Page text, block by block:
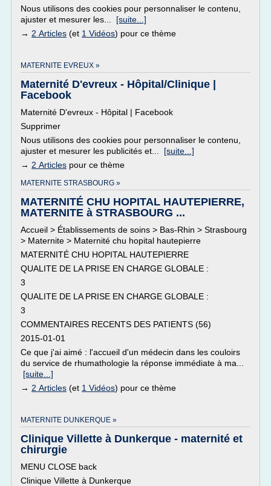
Nous utilisons des cookies pour personnaliser le contenu,
ajuster et mesurer les... [suite...]
→ 2 Articles (et 1 Vidéos) pour ce thème
MATERNITE EVREUX »
Maternité D'evreux - Hôpital/Clinique |
Facebook
Maternité D'evreux - Hôpital | Facebook
Supprimer
Nous utilisons des cookies pour personnaliser le contenu,
ajuster et mesurer les publicités et... [suite...]
→ 2 Articles pour ce thème
MATERNITE STRASBOURG »
MATERNITÉ CHU HOPITAL HAUTEPIERRE,
MATERNITE à STRASBOURG ...
Accueil > Établissements de soins > Bas-Rhin > Strasbourg
> Maternite > Maternité chu hopital hautepierre
MATERNITÉ CHU HOPITAL HAUTEPIERRE
QUALITE DE LA PRISE EN CHARGE GLOBALE :
3
QUALITE DE LA PRISE EN CHARGE GLOBALE :
3
COMMENTAIRES RECENTS DES PATIENTS (56)
2015-01-01
Ce que j'ai aimé : l'accueil d'un médecin dans les couloirs
du service de rhumathologie la réponse immédiate à ma...
[suite...]
→ 2 Articles (et 1 Vidéos) pour ce thème
MATERNITE DUNKERQUE »
Clinique Villette à Dunkerque - maternité et
chirurgie
MENU CLOSE back
Clinique Villette à Dunkerque